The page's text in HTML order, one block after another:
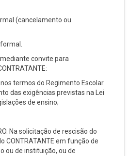
(cancelamento ou
mediante convite para
termos do Regimento Escolar
das exigências previstas na Lei
de ensino;
Na solicitação de rescisão do
CONTRATANTE em função de
ou de instituição, ou de